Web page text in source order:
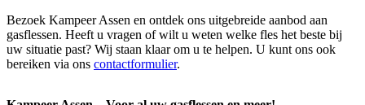
Bezoek Kampeer Assen en ontdek ons uitgebreide aanbod aan
gasflessen. Heeft u vragen of wilt u weten welke fles het beste bij
uw situatie past? Wij staan klaar om u te helpen. U kunt ons ook
bereiken via ons contactformulier.